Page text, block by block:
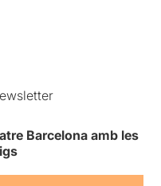
Barcelona amb les